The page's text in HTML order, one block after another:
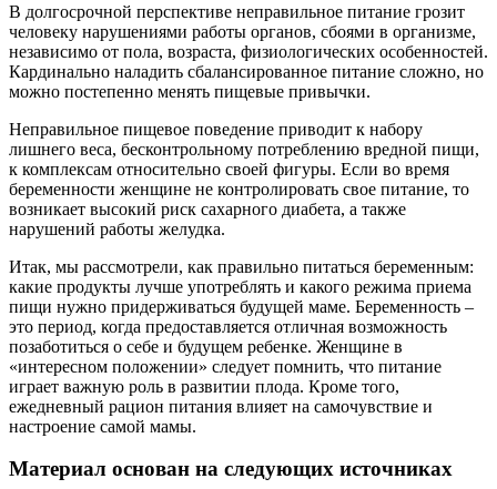
В долгосрочной перспективе неправильное питание грозит
человеку нарушениями работы органов, сбоями в организме,
независимо от пола, возраста, физиологических особенностей.
Кардинально наладить сбалансированное питание сложно, но
можно постепенно менять пищевые привычки.
Неправильное пищевое поведение приводит к набору
лишнего веса, бесконтрольному потреблению вредной пищи,
к комплексам относительно своей фигуры. Если во время
беременности женщине не контролировать свое питание, то
возникает высокий риск сахарного диабета, а также
нарушений работы желудка.
Итак, мы рассмотрели, как правильно питаться беременным:
какие продукты лучше употреблять и какого режима приема
пищи нужно придерживаться будущей маме. Беременность –
это период, когда предоставляется отличная возможность
позаботиться о себе и будущем ребенке. Женщине в
«интересном положении» следует помнить, что питание
играет важную роль в развитии плода. Кроме того,
ежедневный рацион питания влияет на самочувствие и
настроение самой мамы.
Материал основан на следующих источниках